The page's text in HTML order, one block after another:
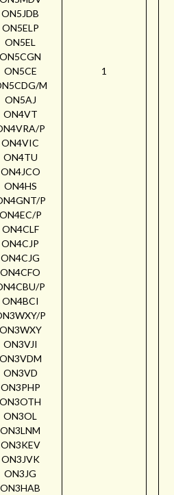
ON5JDB
ON5ELP
ON5EL
ON5CGN
ON5CE
M
ON5AJ
ON4VT
P
ON4VIC
ON4TU
ON4JCO
ON4HS
P
ON4EC/P
ON4CLF
ON4CJP
ON4CJG
ON4CFO
P
ON4BCI
P
ON3WXY
ON3VJI
ON3VDM
ON3VD
ON3PHP
ON3OTH
ON3OL
ON3LNM
ON3KEV
ON3JVK
ON3JG
ON3HAB
1